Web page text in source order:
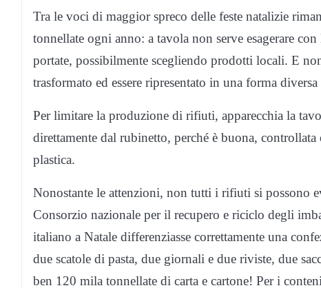
Tra le voci di maggior spreco delle feste natalizie
tonnellate ogni anno: a tavola non serve esagerare
portate, possibilmente scegliendo prodotti locali. E
trasformato ed essere ripresentato in una forma
Per limitare la produzione di rifiuti, apparecchia la
direttamente dal rubinetto, perché è buona,
plastica.
Nonostante le attenzioni, non tutti i rifiuti si possono
Consorzio nazionale per il recupero e riciclo degli
italiano a Natale differenziasse correttamente una
due scatole di pasta, due giornali e due riviste, due
ben 120 mila tonnellate di carta e cartone! Per i